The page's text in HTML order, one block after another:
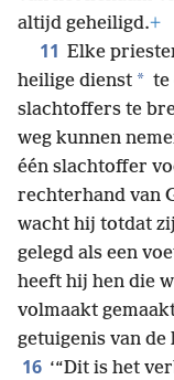
altijd geheiligd.+
11 Elke
heilige dienst * te
slachtoffers te
weg kunnen
één slachtoffer
rechterhand van
wacht hij totdat
gelegd als een
heeft hij hen die
volmaakt
getuigenis van de
16 ‘“Dit is het